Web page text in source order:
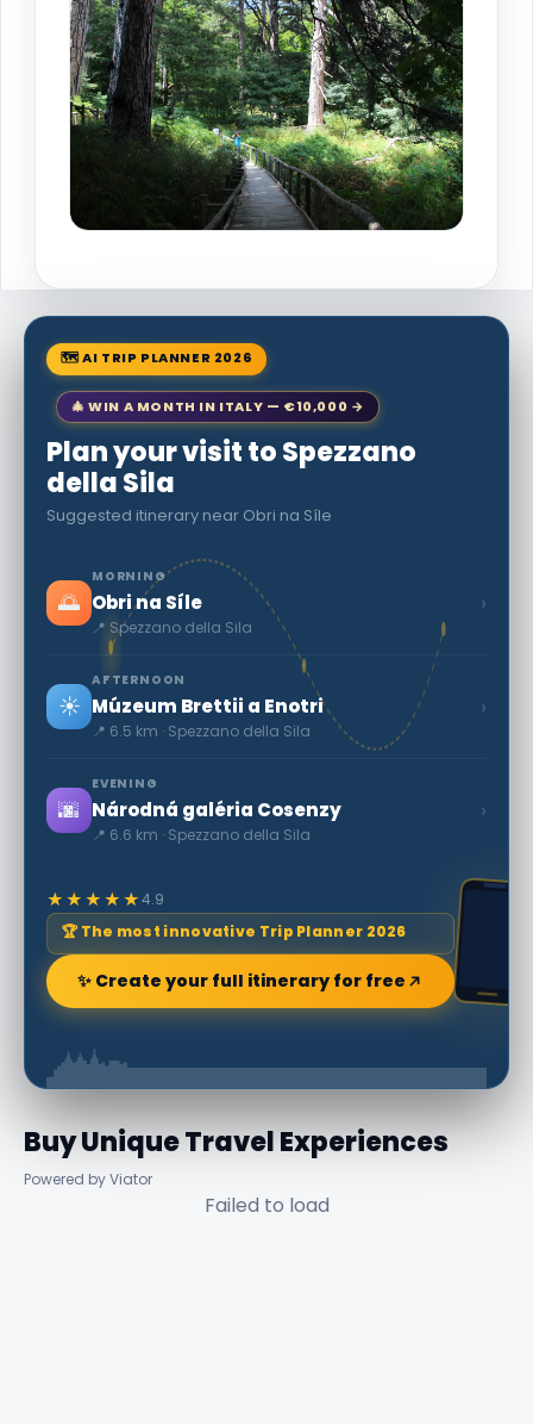
🗺 AI TRIP PLANNER 2026
🎄 WIN A MONTH IN ITALY — €10,000 →
Plan your visit to Spezzano
della Sila
Suggested itinerary near Obri na Síle
🌅
MORNING
Obri na Síle
📍 Spezzano della Sila
›
☀️
AFTERNOON
Múzeum Brettii a Enotri
📍 6.5 km · Spezzano della Sila
›
🌆
EVENING
Národná galéria Cosenzy
📍 6.6 km · Spezzano della Sila
›
★★★★★4.9
🏆 The most innovative Trip Planner 2026
✨ Create your full itinerary for free
Buy Unique Travel Experiences
Powered by Viator
Failed to load